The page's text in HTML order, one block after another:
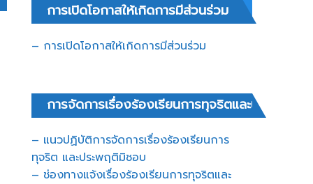
การเปิดโอกาสให้เกิดการมีส่วนร่วม
– การเปิดโอกาสให้เกิดการมีส่วนร่วม
การจัดการเรื่องร้องเรียนการทุจริตและประพฤติมิ
– แนวปฏิบัติการจัดการเรื่องร้องเรียนการ
ทุจริต และประพฤติมิชอบ
– ช่องทางแจ้งเรื่องร้องเรียนการทุจริตและ